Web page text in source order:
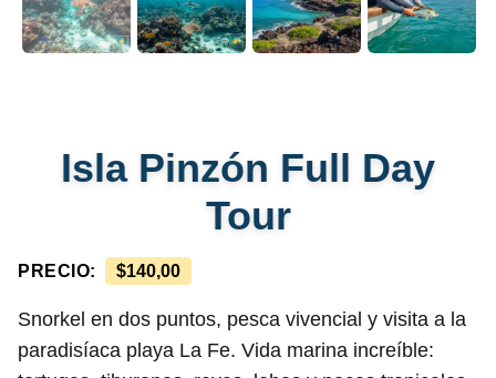
Isla Pinzón Full Day
Tour
PRECIO: $140,00
Snorkel en dos puntos, pesca vivencial y visita a la
paradisíaca playa La Fe. Vida marina increíble: